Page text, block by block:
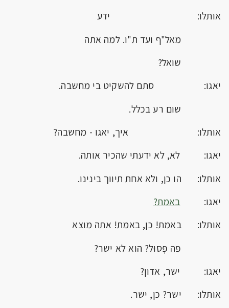
אותלו: ידע
מאל"ף ועד ת"ו. למה אתה
שואל?
יאגו: סתם להשקיט בי מחשבה.
שום רע בכלל.
אותלו: איך, יאגו - מחשבה?
יאגו: לא, לא ידעתי שהכיר אותה.
אותלו: הו כן, ולא אחת תיווך בינינו.
יאגו: באמת?
אותלו: באמת! כן, באמת! אתה מוצא
פה פְּסוּל? הוא לא ישר?
יאגו: ישר, אדון?
אותלו: ישר? כן, ישר.